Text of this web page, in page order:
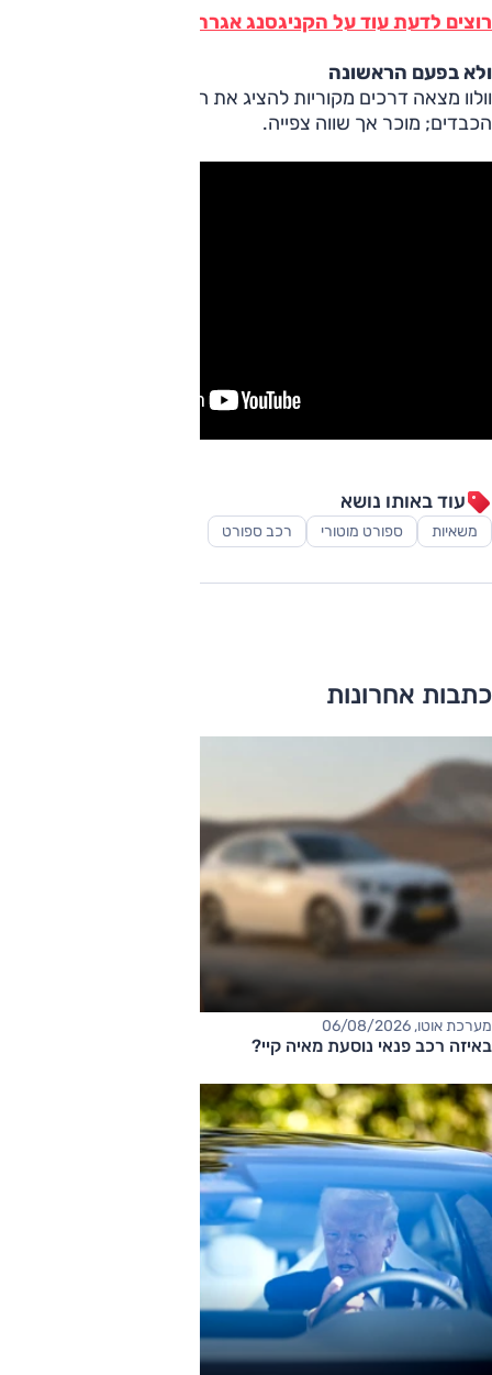
רוצים לדעת עוד על הקניגסנג אגרה One:1? לחצו
ולא בפעם הראשונה
וולוו מצאה דרכים מקוריות להציג את היכולות של דגמיה
הכבדים; מוכר אך שווה צפייה.
עוד באותו נושא
משאיות ספורט מוטורי רכב ספורט
כתבות אחרונות
מערכת אוטו, 06/08/2026
באיזה רכב פנאי נוסעת מאיה קיי?